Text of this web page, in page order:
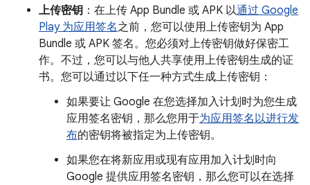
上传密钥 ：在上传 App Bundle 或 APK 以通过 Google
Play 为应用签名之前，您可以使用上传密钥为 App
Bundle 或 APK 签名。您必须对上传密钥做好保密工
作。不过，您可以与他人共享使用上传密钥生成的证
书。您可以通过以下任一种方式生成上传密钥：
如果要让 Google 在您选择加入计划时为您生成
应用签名密钥，那么您用于为应用签名以进行发
布的密钥将被指定为上传密钥。
如果您在将新应用或现有应用加入计划时向
Google 提供应用签名密钥，那么您可以在选择